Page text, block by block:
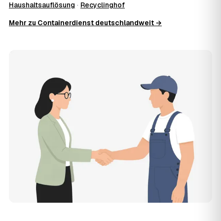
Haushaltsauflösung · Recyclinghof
Mehr zu Containerdienst deutschlandweit →